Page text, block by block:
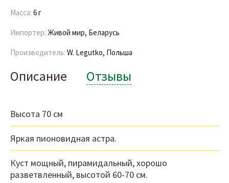
Масса: 6 г
Импортер: Живой мир, Беларусь
Производитель: W. Legutko, Польша
Описание Отзывы
Высота 70 см
Яркая пионовидная астра.
Куст мощный, пирамидальный, хорошо
разветвленный, высотой 60-70 см.